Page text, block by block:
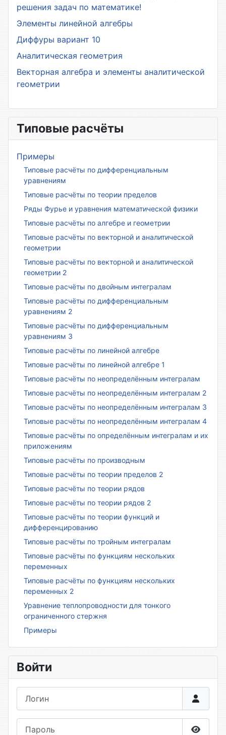
решения задач по математике!
Элементы линейной алгебры
Диффуры вариант 10
Аналитическая геометрия
Векторная алгебра и элементы аналитической
геометрии
Типовые расчёты
Примеры
Типовые расчёты по дифференциальным
уравнениям
Типовые расчёты по теории пределов
Ряды Фурье и уравнения математической физики
Типовые расчёты по алгебре и геометрии
Типовые расчёты по векторной и аналитической
геометрии
Типовые расчёты по векторной и аналитической
геометрии 2
Типовые расчёты по двойным интегралам
Типовые расчёты по дифференциальным
уравнениям 2
Типовые расчёты по дифференциальным
уравнениям 3
Типовые расчёты по линейной алгебре
Типовые расчёты по линейной алгебре 1
Типовые расчёты по неопределённым интегралам
Типовые расчёты по неопределённым интегралам 2
Типовые расчёты по неопределённым интегралам 3
Типовые расчёты по неопределённым интегралам 4
Типовые расчёты по определённым интегралам и их
приложениям
Типовые расчёты по производным
Типовые расчёты по теории пределов 2
Типовые расчёты по теории рядов
Типовые расчёты по теории рядов 2
Типовые расчёты по теории функций и
дифференцированию
Типовые расчёты по тройным интегралам
Типовые расчёты по функциям нескольких
переменных
Типовые расчёты по функциям нескольких
переменных 2
Уравнение теплопроводности для тонкого
ограниченного стержня
Примеры
Войти